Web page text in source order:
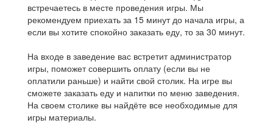
встречаетесь в месте проведения игры. Мы
рекомендуем приехать за 15 минут до начала игры, а
если вы хотите спокойно заказать еду, то за 30 минут.
На входе в заведение вас встретит администратор
игры, поможет совершить оплату (если вы не
оплатили раньше) и найти свой столик. На игре вы
сможете заказать еду и напитки по меню заведения.
На своем столике вы найдёте все необходимые для
игры материалы.